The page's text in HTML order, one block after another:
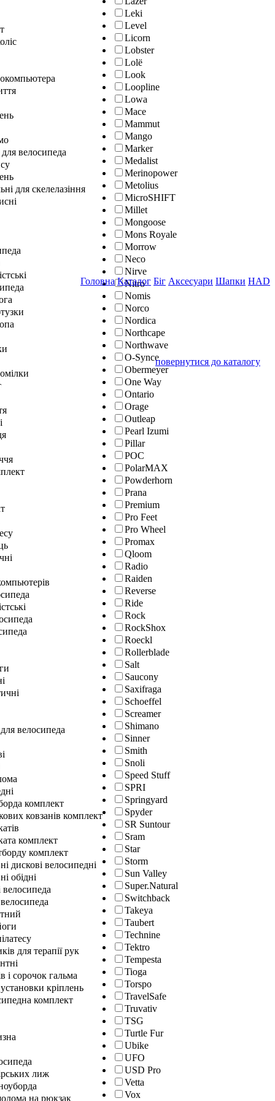
Leki
Level
Licorn
Lobster
Lolё
Look
Loopline
Lowa
Mace
Mammut
Mango
Marker
Medalist
Merinopower
Metolius
MicroSHIFT
Millet
Mongoose
Mons Royale
Morrow
Neco
Nirve
Nitro
Nomis
Norco
Nordica
Northcape
Northwave
O-Synce
Obermeyer
One Way
Ontario
Orage
Outleap
Pearl Izumi
Pillar
POC
PolarMAX
Powderhorn
Prana
Premium
Pro Feet
Pro Wheel
Promax
Qloom
Radio
Raiden
Reverse
Ride
Rock
RockShox
Roeckl
Rollerblade
Salt
Saucony
Saxifraga
Schoeffel
Screamer
Shimano
Sinner
Smith
Snoli
Speed Stuff
SPRI
Springyard
Spyder
SR Suntour
Sram
Star
Storm
Sun Valley
Super.Natural
Switchback
Takeya
Taubert
Technine
Tektro
Tempesta
Tioga
Torspo
TravelSafe
Truvativ
TSG
Turtle Fur
Ubike
UFO
USD Pro
Vetta
Vox
велосипеда
для скелелазіння
велосипеда
комплект
ковзанів комплект
комплект
комплект
дискові велосипедні
обідні
велосипеда
для терапії рук
і сорочок гальма
кріплень
комплект
лиж
на рюкзак
Головна Каталог Біг Аксесуари Шапки HAD
повернутися до каталогу